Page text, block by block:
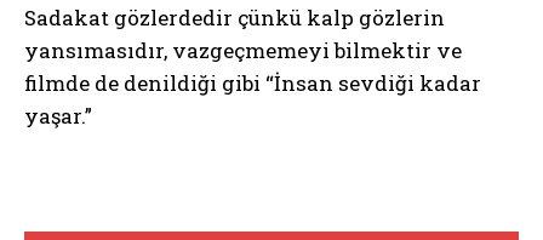
Sadakat gözlerdedir çünkü kalp gözlerin
yansımasıdır, vazgeçmemeyi bilmektir ve
filmde de denildiği gibi “İnsan sevdiği kadar
yaşar.”